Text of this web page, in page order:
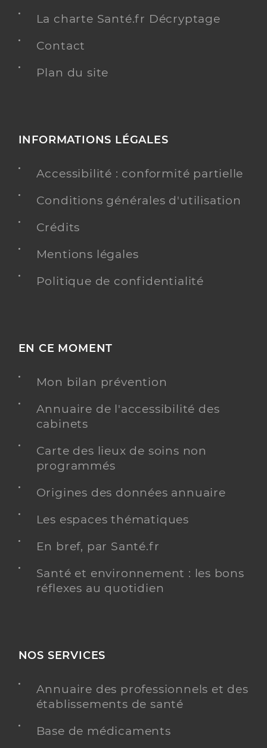
La charte Santé.fr Décryptage
Contact
Plan du site
INFORMATIONS LÉGALES
Accessibilité : conformité partielle
Conditions générales d'utilisation
Crédits
Mentions légales
Politique de confidentialité
EN CE MOMENT
Mon bilan prévention
Annuaire de l'accessibilité des
cabinets
Carte des lieux de soins non
programmés
Origines des données annuaire
Les espaces thématiques
En bref, par Santé.fr
Santé et environnement : les bons
réflexes au quotidien
NOS SERVICES
Annuaire des professionnels et des
établissements de santé
Base de médicaments